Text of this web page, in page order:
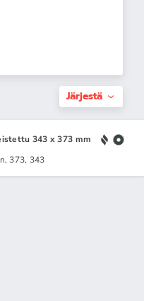
Järjestä
343 x 373 mm
373, 343